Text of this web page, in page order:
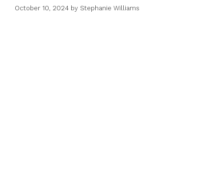
October 10, 2024 by Stephanie Williams